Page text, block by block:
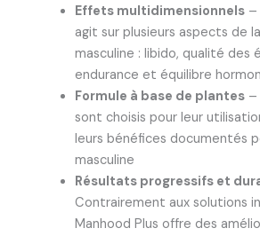
Effets multidimensionnels–
agit sur plusieurs aspects de
masculine : libido, qualité des
endurance et équilibre
Formule à base de plantes–
sont choisis pour leur
leurs bénéfices documentés
masculine
Résultats progressifs et
Contrairement aux solutions
Manhood Plus offre des